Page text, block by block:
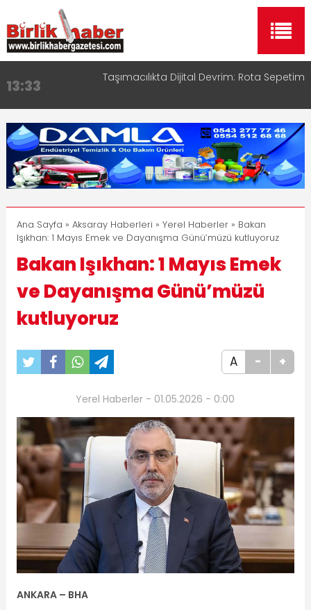
13:33 Taşımacılıkta Dijital Devrim: Rota Sepetim
17:15
Aksaray OSB Bölge Müdürü Makam Koltuğunu
Çocuklara Bıraktı
16:00
Aksaray Esnaf Rehberi ile Google ve Yapay Zeka
Aramalarında Öne Çıkın
8:23 Aksaray Esnaf Rehberi Hizmete Girdi
11:30
Birlikhaber.com Yayın Hayatına Başladı | Hızlı ve
Akıllı Haber Platformu
Ana Sayfa » Aksaray Haberleri » Yerel Haberler» Bakan
Işıkhan: 1 Mayıs Emek ve Dayanışma Günü’müzü kutluyoruz
Bakan Işıkhan: 1 Mayıs Emek
ve Dayanışma Günü’müzü
kutluyoruz
A - +
Yerel Haberler - 01.05.2026 - 0:00
ANKARA – BHA